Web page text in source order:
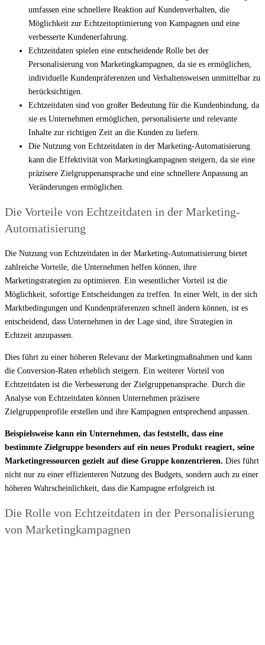
umfassen eine schnellere Reaktion auf Kundenverhalten, die
Möglichkeit zur Echtzeitoptimierung von Kampagnen und eine
verbesserte Kundenerfahrung.
Echtzeitdaten spielen eine entscheidende Rolle bei der
Personalisierung von Marketingkampagnen, da sie es ermöglichen,
individuelle Kundenpräferenzen und Verhaltensweisen unmittelbar zu
berücksichtigen.
Echtzeitdaten sind von großer Bedeutung für die Kundenbindung, da
sie es Unternehmen ermöglichen, personalisierte und relevante
Inhalte zur richtigen Zeit an die Kunden zu liefern.
Die Nutzung von Echtzeitdaten in der Marketing-Automatisierung
kann die Effektivität von Marketingkampagnen steigern, da sie eine
präzisere Zielgruppenansprache und eine schnellere Anpassung an
Veränderungen ermöglichen.
Die Vorteile von Echtzeitdaten in der Marketing-
Automatisierung
Die Nutzung von Echtzeitdaten in der Marketing-Automatisierung bietet
zahlreiche Vorteile, die Unternehmen helfen können, ihre
Marketingstrategien zu optimieren. Ein wesentlicher Vorteil ist die
Möglichkeit, sofortige Entscheidungen zu treffen. In einer Welt, in der sich
Marktbedingungen und Kundenpräferenzen schnell ändern können, ist es
entscheidend, dass Unternehmen in der Lage sind, ihre Strategien in
Echtzeit anzupassen.
Dies führt zu einer höheren Relevanz der Marketingmaßnahmen und kann
die Conversion-Raten erheblich steigern. Ein weiterer Vorteil von
Echtzeitdaten ist die Verbesserung der Zielgruppenansprache. Durch die
Analyse von Echtzeitdaten können Unternehmen präzisere
Zielgruppenprofile erstellen und ihre Kampagnen entsprechend anpassen.
Beispielsweise kann ein Unternehmen, das feststellt, dass eine
bestimmte Zielgruppe besonders auf ein neues Produkt reagiert, seine
Marketingressourcen gezielt auf diese Gruppe konzentrieren. Dies führt
nicht nur zu einer effizienteren Nutzung des Budgets, sondern auch zu einer
höheren Wahrscheinlichkeit, dass die Kampagne erfolgreich ist.
Die Rolle von Echtzeitdaten in der Personalisierung
von Marketingkampagnen